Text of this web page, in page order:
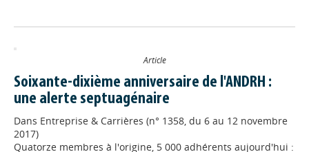
Article
Soixante-dixième anniversaire de l'ANDRH :
une alerte septuagénaire
Dans Entreprise & Carrières (n° 1358, du 6 au 12 novembre
2017)
Quatorze membres à l'origine, 5 000 adhérents aujourd'hui :